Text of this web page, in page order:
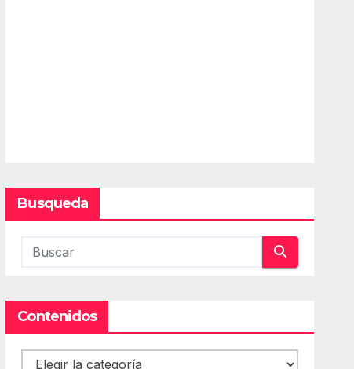
Busqueda
Contenidos
Contenidos